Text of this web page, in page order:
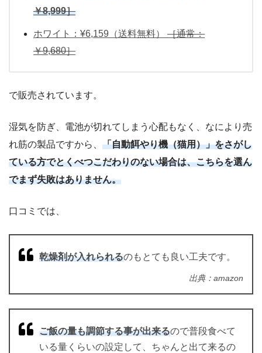
￥8,999］
ホワイト：¥6,159（送料無料） ［通常：
￥9,680］
で販売されています。
湿気を防ぎ、電池が切れてしまう心配もなく、なにより売
れ筋の製品ですから、 「自動餌やり機（猫用）」をさがし
ている方でとくべつこだわりのない場合は、こちらを選ん
でまず失敗はありません。
口コミでは、
乾燥剤が入れられるのもとても良い工夫です。
出典：amazon
ご飯の量も調節する事が出来るので普段食べて
いる量くらいの設定して、ちゃんと出て来るの